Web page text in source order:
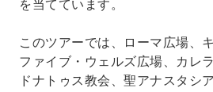
を当てています。
このツアーでは、ローマ広場、
ファイブ・ウェルズ広場、カレ
ドナトゥス教会、聖アナスタシ